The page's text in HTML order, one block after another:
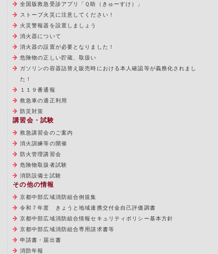
全国版救急受診アプリ「Ｑ助（きゅーすけ）」
ストーブ火災に注意してください！
火災警報器を設置しましょう
消火器について
消火器の設置が必要となりました！
危険物の正しい貯蔵、取扱い
ガソリンの容器詰替え販売時における本人確認等が義務化されまし
た！
１１９番通報
救急車の適正利用
防災対策
講習会・試験
救急講習会のご案内
消火訓練等の開催
防火管理講習会
危険物取扱者試験
消防設備士試験
その他の情報
京都中部広域消防組合例規集
令和７年度 きょうと地域連携交付金自己評価調書
京都中部広域消防組合情報セキュリティポリシー基本方針
京都中部広域消防組合専用請求書等
申請書・届出書
消防年報